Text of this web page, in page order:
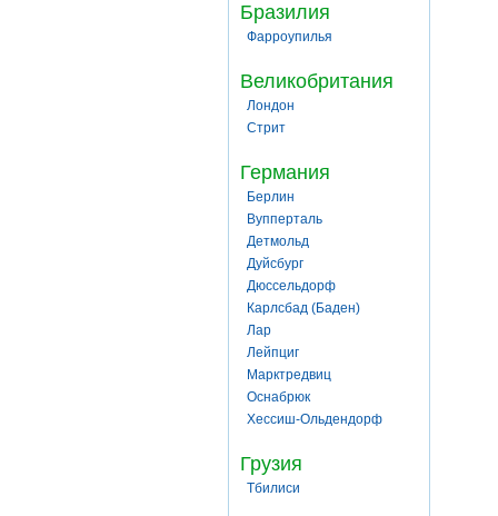
Бразилия
Фарроупилья
Великобритания
Лондон
Стрит
Германия
Берлин
Вупперталь
Детмольд
Дуйсбург
Дюссельдорф
Карлсбад (Баден)
Лар
Лейпциг
Марктредвиц
Оснабрюк
Хессиш-Ольдендорф
Грузия
Тбилиси